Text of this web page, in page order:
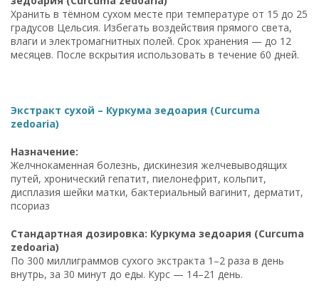
Хранить в тёмном сухом месте при температуре от 15 до 25
градусов Цельсия. Избегать воздействия прямого света,
влаги и электромагнитных полей. Срок хранения — до 12
месяцев. После вскрытия использовать в течение 60 дней.
Экстракт сухой – Куркума зедоария (Curcuma
zedoaria)
Назначение:
Желчнокаменная болезнь, дискинезия желчевыводящих
путей, хронический гепатит, пиелонефрит, кольпит,
дисплазия шейки матки, бактериальный вагинит, дерматит,
псориаз
Стандартная дозировка: Куркума зедоария (Curcuma
zedoaria)
По 300 миллиграммов сухого экстракта 1–2 раза в день
внутрь, за 30 минут до еды. Курс — 14–21 день.